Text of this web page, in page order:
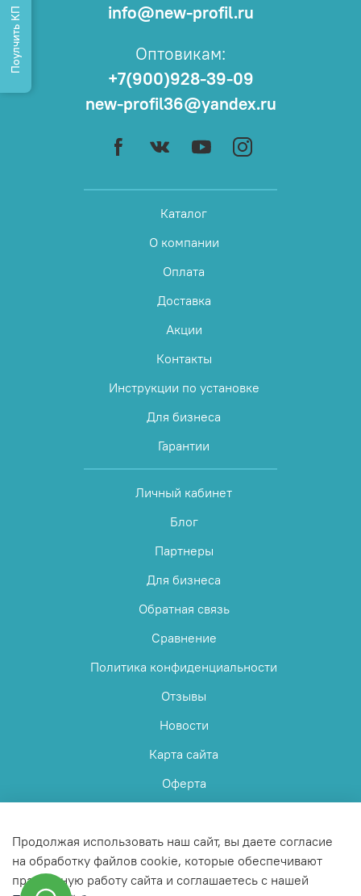
Каталог
О компании
Оплата
Доставка
Акции
Контакты
Инструкции по установке
Для бизнеса
Гарантии
Личный кабинет
Блог
Партнеры
Для бизнеса
Обратная связь
Сравнение
Политика конфиденциальности
Отзывы
Новости
Карта сайта
Оферта
info@new-profil.ru
Оптовикам:
+7(900)928-39-09
new-profil36@yandex.ru
Продолжая использовать наш сайт, вы даете согласие
на обработку файлов cookie, которые обеспечивают
правильную работу сайта и соглашаетесь с нашей
Поулчить КП